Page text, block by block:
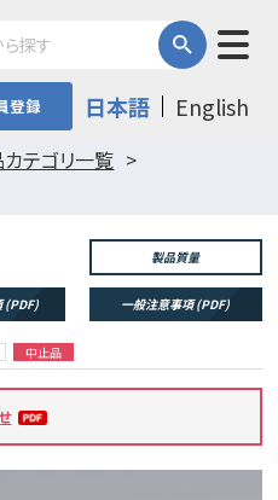
登録 日本語 English
テゴリ一覧
製品質量
(PDF) 一般注意事項 (PDF)
中止品